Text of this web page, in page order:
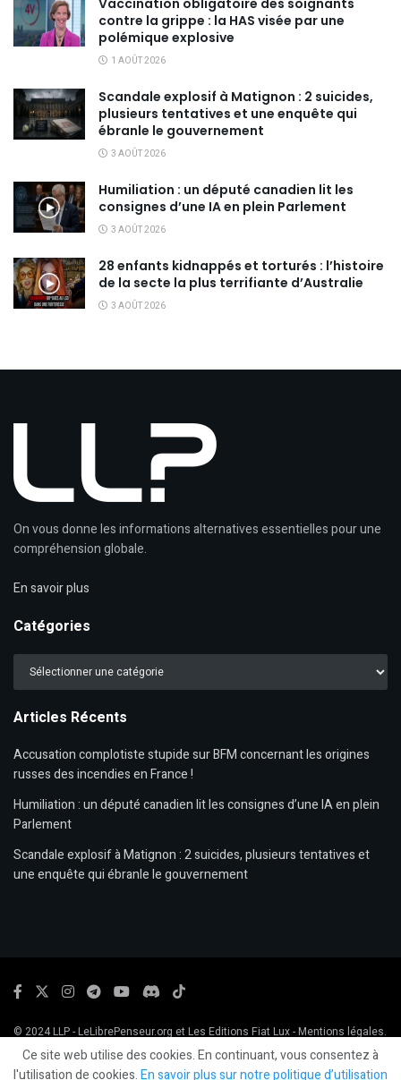
contre la grippe : la HAS visée par une
polémique explosive
1 AOÛT 2026
Scandale explosif à Matignon : 2 suicides,
plusieurs tentatives et une enquête qui
ébranle le gouvernement
3 AOÛT 2026
Humiliation : un député canadien lit les
consignes d’une IA en plein Parlement
3 AOÛT 2026
28 enfants kidnappés et torturés : l’histoire
de la secte la plus terrifiante d’Australie
3 AOÛT 2026
On vous donne les informations alternatives essentielles pour une
compréhension globale.
En savoir plus
Catégories
Catégories
Articles Récents
Accusation complotiste stupide sur BFM concernant les origines
russes des incendies en France !
Humiliation : un député canadien lit les consignes d’une IA en plein
Parlement
Scandale explosif à Matignon : 2 suicides, plusieurs tentatives et
une enquête qui ébranle le gouvernement
© 2024LLP- LeLibrePenseur.org etLes Editions Fiat Lux-Mentions légales.
Social Media Auto PublishPowered By :XYZScripts.com
Ce site web utilise des cookies. En continuant, vous consentez à
l'utilisation de cookies.En savoir plus sur notre politique d’utilisation